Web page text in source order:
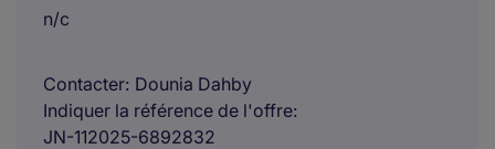
n/c
Contacter Dounia Dahby
Indiquer la référence de l'offre
JN-112025-6892832